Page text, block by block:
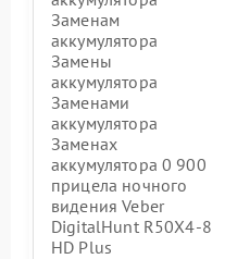
Заменам
аккумулятора
Замены
аккумулятора
Заменами
аккумулятора
Заменах
аккумулятора 0 900
прицела ночного
видения Veber
DigitalHunt R50X4-8
HD Plus